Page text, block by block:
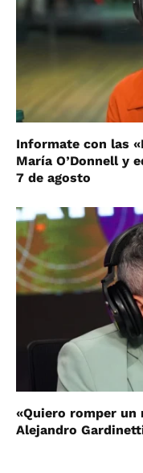
Informate con las
María O’Donnell y
7 de agosto
«Quiero romper un
Alejandro